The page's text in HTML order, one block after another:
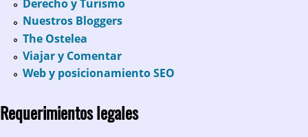
Derecho y Turismo
Nuestros Bloggers
The Ostelea
Viajar y Comentar
Web y posicionamiento SEO
Requerimientos legales